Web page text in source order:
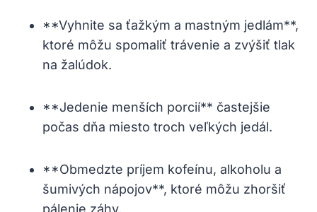
**Vyhnite sa ťažkým a mastným jedlám**,
ktoré môžu spomaliť trávenie a zvýšiť tlak
na žalúdok.
**Jedenie menších porcií** častejšie
počas dňa miesto troch veľkých jedál.
**Obmedzte príjem kofeínu, alkoholu a
šumivých nápojov**, ktoré môžu zhoršiť
pálenie záhy.